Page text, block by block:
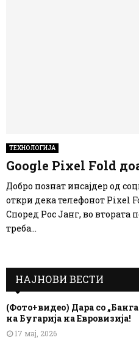
ТЕХНОЛОГИЈА
Google Pixel Fold
Добро познат инсајдер од
откри дека телефонот Pixel
Според Рос Јанг, во втората
треба...
НАЈНОВИ ВЕСТИ
(Фото+видео) Дара со
на Бугарија на Евровизија!
17 мај, 2026